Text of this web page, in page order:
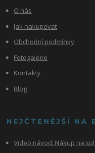
O nás
Jak nakupovat
Obchodní podmínky
Fotogalerie
Kontakty
Blog
NEJČTENĚJŠÍ NA
Video návod: Nákup na